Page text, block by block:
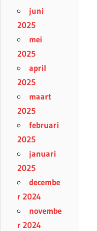
juni
2025
mei
2025
april
2025
maart
2025
februari
2025
januari
2025
decembe
r 2024
novembe
r 2024